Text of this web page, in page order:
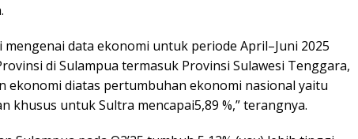
mengenai data ekonomi untuk periode April–Juni 2025
di Sulampua termasuk Provinsi Sulawesi Tenggara,
ekonomi diatas pertumbuhan ekonomi nasional yaitu
khusus untuk Sultra mencapai5,89 %,” terangnya.